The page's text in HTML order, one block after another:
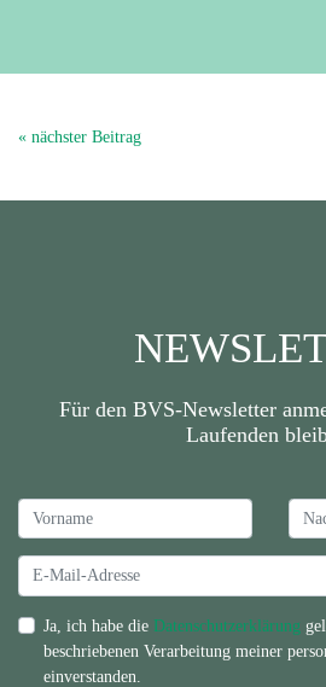
« nächster Beitrag
Für den BVS-Newsletter
Laufenden
Ja, ich habe die Datenschutzerklärung
beschriebenen Verarbeitung meiner
einverstanden.